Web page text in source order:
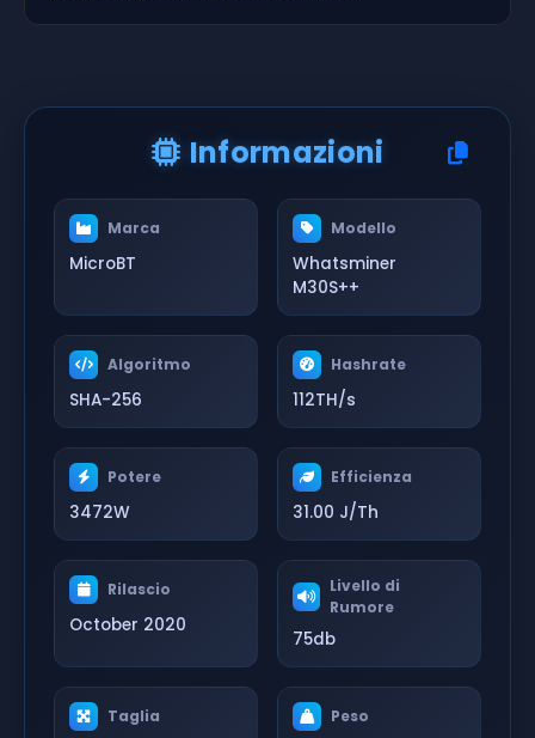
Informazioni
Marca
MicroBT
Modello
Whatsminer
M30S++
Algoritmo
SHA-256
Hashrate
112TH/s
Potere
3472W
Efficienza
31.00 J/Th
Rilascio
October 2020
Livello di
Rumore
75db
Taglia Peso